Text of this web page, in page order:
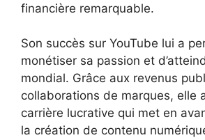
financière remarquable.
Son succès sur YouTube lui a
monétiser sa passion et
mondial. Grâce aux revenus
collaborations de marques, elle
carrière lucrative qui met en
la création de contenu